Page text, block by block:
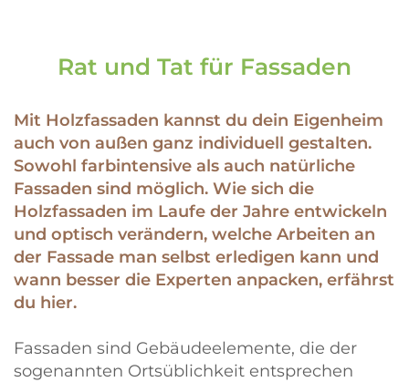
Rat und Tat für Fassaden
Mit Holzfassaden kannst du dein Eigenheim
auch von außen ganz individuell gestalten.
Sowohl farbintensive als auch natürliche
Fassaden sind möglich. Wie sich die
Holzfassaden im Laufe der Jahre entwickeln
und optisch verändern, welche Arbeiten an
der Fassade man selbst erledigen kann und
wann besser die Experten anpacken, erfährst
du hier.
Fassaden sind Gebäudeelemente, die der
sogenannten Ortsüblichkeit entsprechen